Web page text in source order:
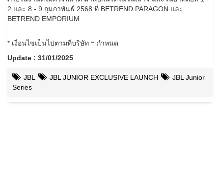
2 และ 8 - 9 กุมภาพันธ์ 2568 ที่ BETREND PARAGON และ
BETREND EMPORIUM
* เงื่อนไขเป็นไปตามที่บริษัท ฯ กำหนด
Update : 31/01/2025
JBL JBL JUNIOR EXCLUSIVE LAUNCH
JBL Junior
Series